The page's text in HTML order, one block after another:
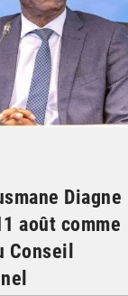
août comme
Conseil